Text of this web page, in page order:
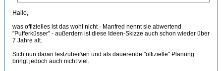
Hallo,
was offizielles ist das wohl nicht - Manfred nennt sie abwertend
"Pufferküsser" - außerdem ist diese Ideen-Skizze auch schon wieder über
7 Jahre alt.
Sich nun daran festzubeißen und als dauerende "offizielle" Planung
bringt jedoch auch nicht viel.